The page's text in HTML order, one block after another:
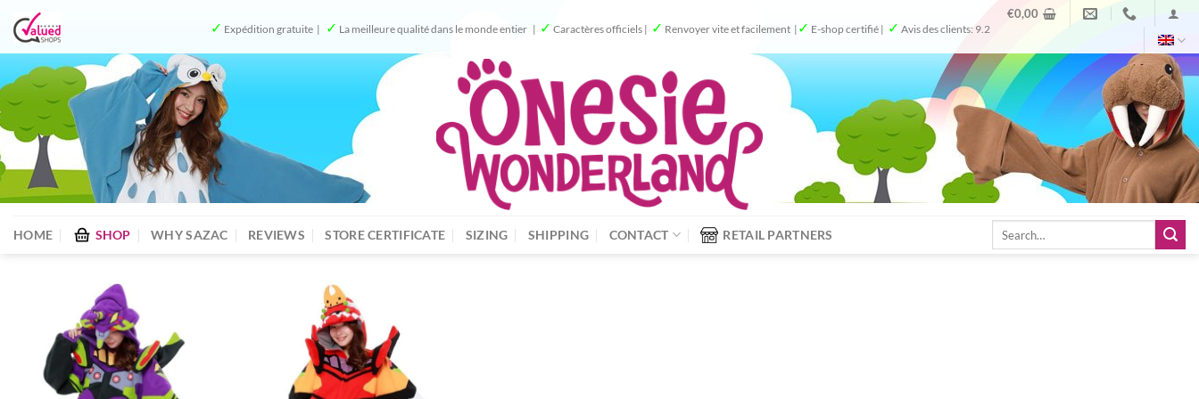
content
✓ Expédition gratuite | ✓ La meilleure qualité dans le monde entier | ✓ Caractères officiels | ✓ Renvoyer vite et facilement | ✓ E-shop certifié | ✓ Avis des clients: 9.2
€0,00
HOME SHOP WHY SAZAC REVIEWS STORE CERTIFICATE SIZING SHIPPING CONTACT RETAIL PARTNERS